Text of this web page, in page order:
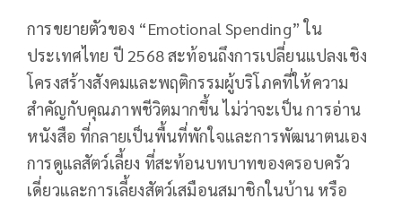
การขยายตัวของ “Emotional Spending” ใน
ประเทศไทย ปี 2568 สะท้อนถึงการเปลี่ยนแปลงเชิง
โครงสร้างสังคมและพฤติกรรมผู้บริโภคที่ให้ความ
สำคัญกับคุณภาพชีวิตมากขึ้น ไม่ว่าจะเป็น การอ่าน
หนังสือ ที่กลายเป็นพื้นที่พักใจและการพัฒนาตนเอง
การดูแลสัตว์เลี้ยง ที่สะท้อนบทบาทของครอบครัว
เดี่ยวและการเลี้ยงสัตว์เสมือนสมาชิกในบ้าน หรือ